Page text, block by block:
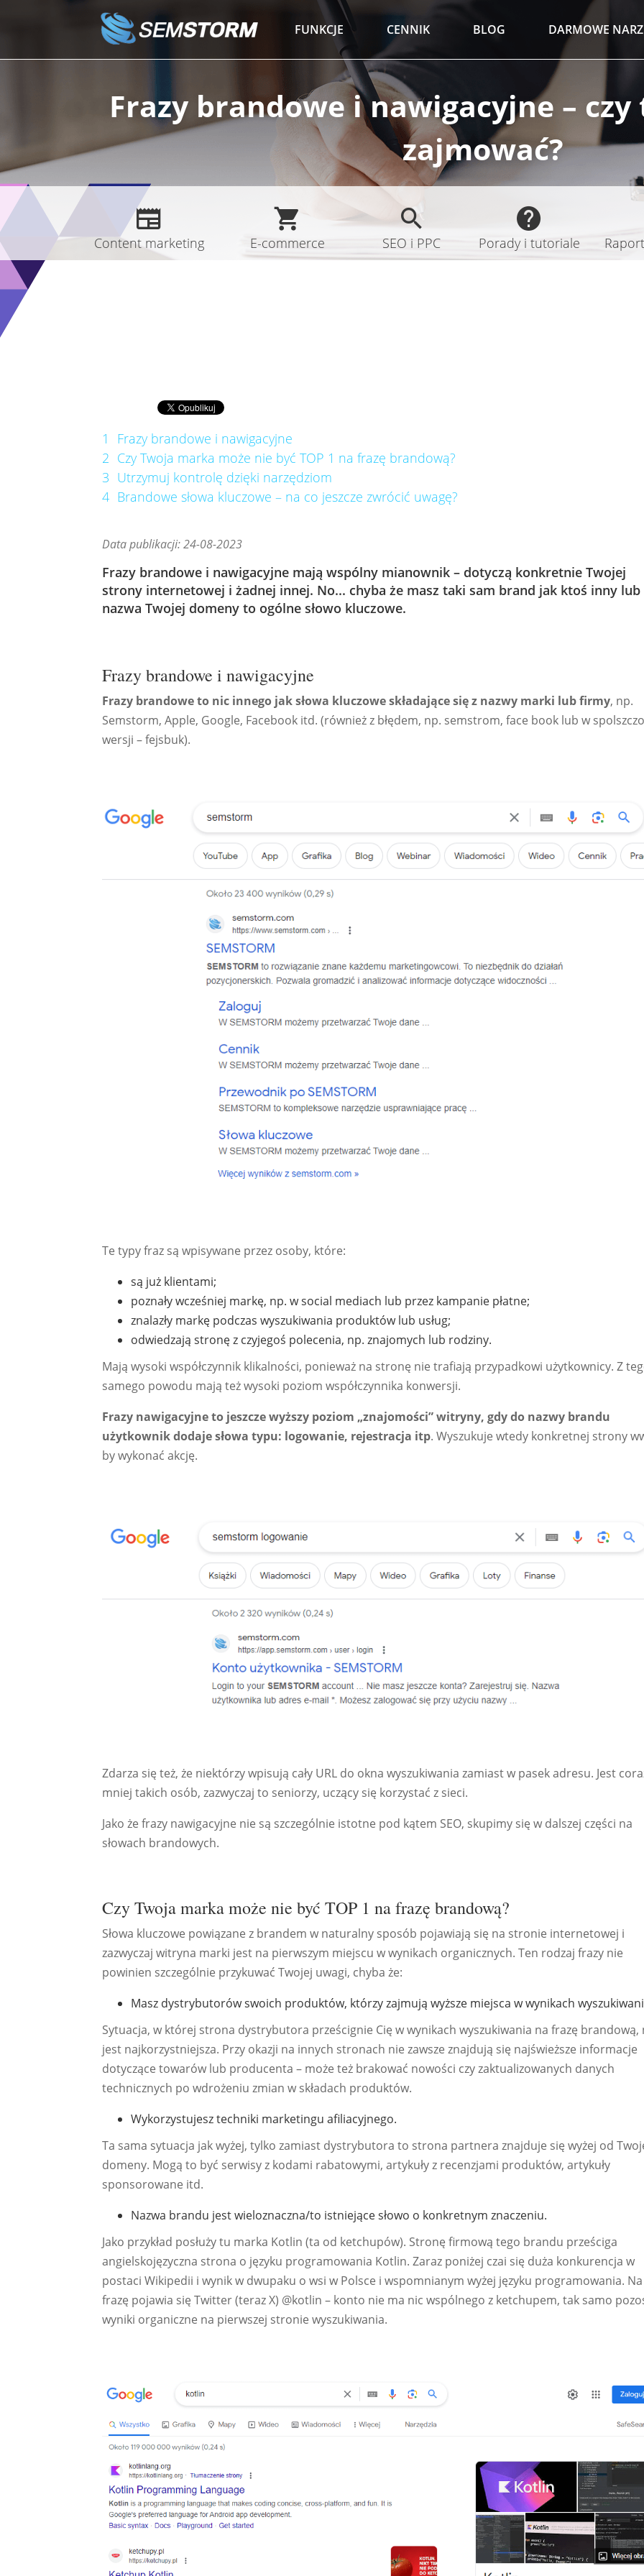
FUNKCJE CENNIK BLOG DARMOWE
Content marketing E-commerce SEO i PPC Porady i tutoriale
Frazy brandowe i nawigacyjne –
zajmować?
1
Frazy brandowe i nawigacyjne
2 Czy Twoja marka może nie być TOP 1 na frazę brandową?
3 Utrzymuj kontrolę dzięki narzędziom
4 Brandowe słowa kluczowe – na co jeszcze zwrócić uwagę?
Data publikacji: 24-08-2023
Frazy brandowe i nawigacyjne mają wspólny mianownik – dotyczą konkretnie Twojej
strony internetowej i żadnej innej. No... chyba że masz taki sam brand jak ktoś inny lub
nazwa Twojej domeny to ogólne słowo kluczowe.
Frazy brandowe i nawigacyjne
Frazy brandowe to nic innego jak słowa kluczowe składające się z nazwy marki lub firmy, np.
Semstorm, Apple, Google, Facebook itd. (również z błędem, np. semstrom, face book lub w
wersji – fejsbuk).
Te typy fraz są wpisywane przez osoby, które:
są już klientami;
poznały wcześniej markę, np. w social mediach lub przez kampanie płatne;
znalazły markę podczas wyszukiwania produktów lub usług;
odwiedzają stronę z czyjegoś polecenia, np. znajomych lub rodziny.
Mają wysoki współczynnik klikalności, ponieważ na stronę nie trafiają przypadkowi użytkownicy. Z
samego powodu mają też wysoki poziom współczynnika konwersji.
Frazy nawigacyjne to jeszcze wyższy poziom „znajomości” witryny, gdy do nazwy brandu
użytkownik dodaje słowa typu: logowanie, rejestracja itp. Wyszukuje wtedy konkretnej strony
by wykonać akcję.
Zdarza się też, że niektórzy wpisują cały URL do okna wyszukiwania zamiast w pasek adresu. Jest
mniej takich osób, zazwyczaj to seniorzy, uczący się korzystać z sieci.
Jako że frazy nawigacyjne nie są szczególnie istotne pod kątem SEO, skupimy się w dalszej części na
słowach brandowych.
Czy Twoja marka może nie być TOP 1 na frazę brandową?
Słowa kluczowe powiązane z brandem w naturalny sposób pojawiają się na stronie internetowej i
zazwyczaj witryna marki jest na pierwszym miejscu w wynikach organicznych. Ten rodzaj frazy nie
powinien szczególnie przykuwać Twojej uwagi, chyba że:
Masz dystrybutorów swoich produktów, którzy zajmują wyższe miejsca w wynikach
Sytuacja, w której strona dystrybutora prześcignie Cię w wynikach wyszukiwania na frazę brandową,
jest najkorzystniejsza. Przy okazji na innych stronach nie zawsze znajdują się najświeższe informacje
dotyczące towarów lub producenta – może też brakować nowości czy zaktualizowanych danych
technicznych po wdrożeniu zmian w składach produktów.
Wykorzystujesz techniki marketingu afiliacyjnego.
Ta sama sytuacja jak wyżej, tylko zamiast dystrybutora to strona partnera znajduje się wyżej od
domeny. Mogą to być serwisy z kodami rabatowymi, artykuły z recenzjami produktów, artykuły
sponsorowane itd.
Nazwa brandu jest wieloznaczna/to istniejące słowo o konkretnym znaczeniu.
Jako przykład posłuży tu marka Kotlin (ta od ketchupów). Stronę firmową tego brandu prześciga
angielskojęzyczna strona o języku programowania Kotlin. Zaraz poniżej czai się duża konkurencja w
postaci Wikipedii i wynik w dwupaku o wsi w Polsce i wspomnianym wyżej języku programowania. Na
frazę pojawia się Twitter (teraz X) @kotlin – konto nie ma nic wspólnego z ketchupem, tak samo
wyniki organiczne na pierwszej stronie wyszukiwania.